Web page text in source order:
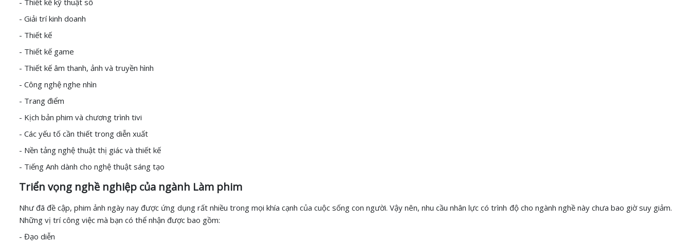
- Thiết kế kỹ thuật số
- Giải trí kinh doanh
- Thiết kế
- Thiết kế game
- Thiết kế âm thanh, ảnh và truyền hình
- Công nghệ nghe nhìn
- Trang điểm
- Kịch bản phim và chương trình tivi
- Các yếu tố cần thiết trong diễn xuất
- Nền tảng nghệ thuật thị giác và thiết kế
- Tiếng Anh dành cho nghệ thuật sáng tạo
Triển vọng nghề nghiệp của ngành Làm phim
Như đã đề cập, phim ảnh ngày nay được ứng dụng rất nhiều trong mọi khía cạnh của cuộc sống con người. Vậy nên, nhu cầu nhân lực có trình độ cho ngành nghề này chưa bao giờ suy giảm.
Những vị trí công việc mà bạn có thể nhận được bao gồm:
- Đạo diễn